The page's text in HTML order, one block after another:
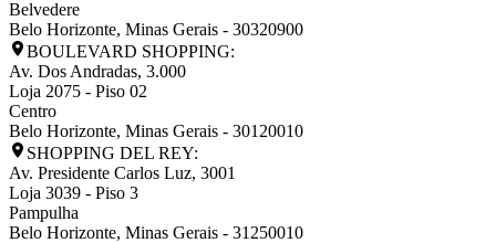
Belvedere
Belo Horizonte, Minas Gerais - 30320900
BOULEVARD SHOPPING:
Av. Dos Andradas, 3.000
Loja 2075 - Piso 02
Centro
Belo Horizonte, Minas Gerais - 30120010
SHOPPING DEL REY:
Av. Presidente Carlos Luz, 3001
Loja 3039 - Piso 3
Pampulha
Belo Horizonte, Minas Gerais - 31250010